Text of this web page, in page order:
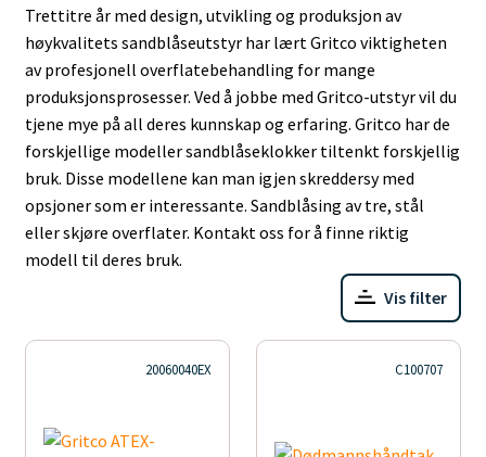
Trettitre år med design, utvikling og produksjon av
høykvalitets sandblåseutstyr har lært Gritco viktigheten
av profesjonell overflatebehandling for mange
produksjonsprosesser. Ved å jobbe med Gritco-utstyr vil du
tjene mye på all deres kunnskap og erfaring. Gritco har de
forskjellige modeller sandblåseklokker tiltenkt forskjellig
bruk. Disse modellene kan man igjen skreddersy med
opsjoner som er interessante. Sandblåsing av tre, stål
eller skjøre overflater. Kontakt oss for å finne riktig
modell til deres bruk.
Vis filter
20060040EX C100707